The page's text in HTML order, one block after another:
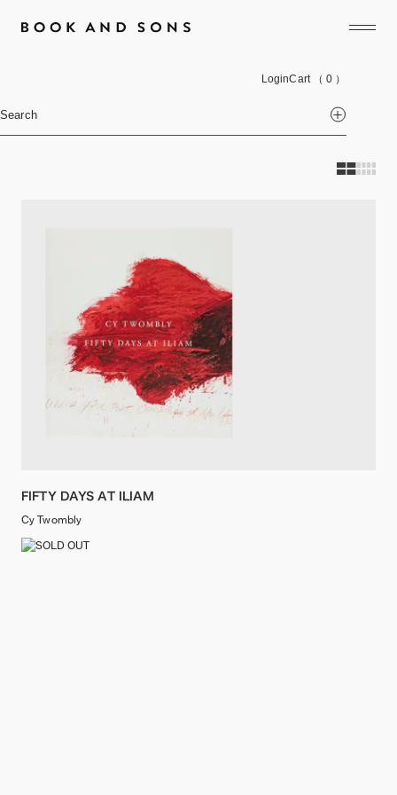
LoginCart （ 0 ）
Search
FIFTY DAYS AT ILIAM
Cy Twombly